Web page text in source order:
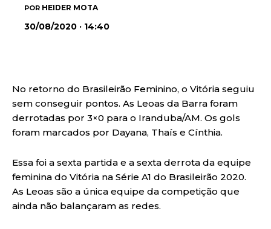
POR HEIDER MOTA
30/08/2020 · 14:40
No retorno do Brasileirão Feminino, o Vitória seguiu
sem conseguir pontos. As Leoas da Barra foram
derrotadas por 3×0 para o Iranduba/AM. Os gols
foram marcados por Dayana, Thaís e Cínthia.
Essa foi a sexta partida e a sexta derrota da equipe
feminina do Vitória na Série A1 do Brasileirão 2020.
As Leoas são a única equipe da competição que
ainda não balançaram as redes.